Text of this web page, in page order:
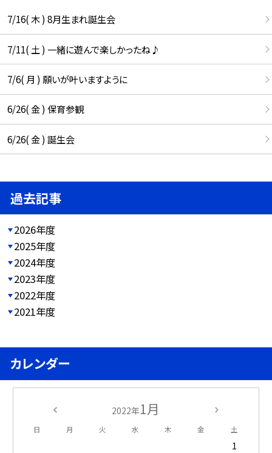
7/16( 木 ) 8月生まれ誕生会
7/11( 土 ) 一緒に遊んで楽しかったね♪
7/6( 月 ) 願いが叶いますように
6/26( 金 ) 保育参観
6/26( 金 ) 誕生会
過去記事
2026年度
2025年度
2024年度
2023年度
2022年度
2021年度
カレンダー
2022年1月
日 月 火 水 木 金 土
1